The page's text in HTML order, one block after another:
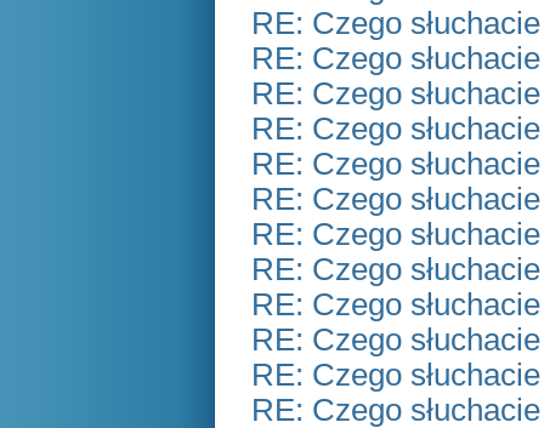
RE: Czego
RE: Czego
RE: Czego
RE: Czego
RE: Czego
RE: Czego
RE: Czego
RE: Czego
RE: Czego
RE: Czego
RE: Czego
RE: Czego